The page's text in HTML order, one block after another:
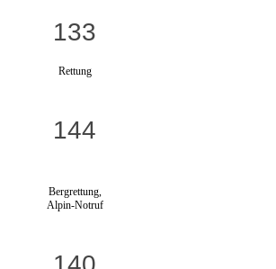
133
Rettung
144
Bergrettung,
Alpin-Notruf